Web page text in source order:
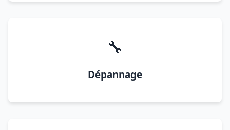
🔧
Dépannage